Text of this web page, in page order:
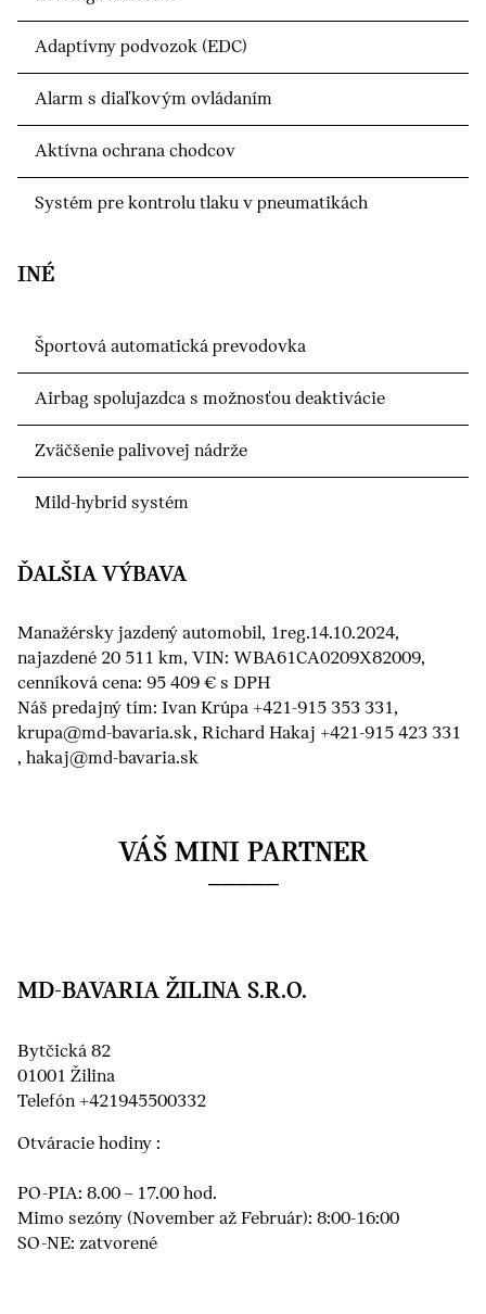
Adaptívny podvozok (EDC)
Alarm s diaľkovým ovládaním
Aktívna ochrana chodcov
Systém pre kontrolu tlaku v pneumatikách
INÉ
Športová automatická prevodovka
Airbag spolujazdca s možnosťou deaktivácie
Zväčšenie palivovej nádrže
Mild-hybrid systém
ĎALŠIA VÝBAVA
Manažérsky jazdený automobil, 1reg.14.10.2024,
najazdené 20 511 km, VIN: WBA61CA0209X82009,
cenníková cena: 95 409 € s DPH
Náš predajný tím: Ivan Krúpa +421-915 353 331,
krupa@md-bavaria.sk, Richard Hakaj +421-915 423 331
, hakaj@md-bavaria.sk
VÁŠ MINI PARTNER
MD-BAVARIA ŽILINA S.R.O.
Bytčická 82
01001 Žilina
Telefón +421945500332
Otváracie hodiny :
PO-PIA: 8.00 – 17.00 hod.
Mimo sezóny (November až Február): 8:00-16:00
SO-NE: zatvorené